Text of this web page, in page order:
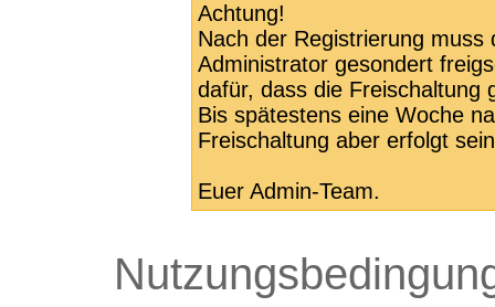
Achtung!
Nach der Registrierung muss
Administrator gesondert
dafür, dass die Freischaltung
Bis spätestens eine Woche
Freischaltung aber erfolgt
Euer Admin-Team.